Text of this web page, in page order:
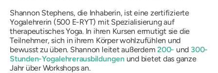
Shannon Stephens, die Inhaberin, ist eine zertifizierte
Yogalehrerin (500 E-RYT) mit Spezialisierung auf
therapeutisches Yoga. In ihren Kursen ermutigt sie die
Teilnehmer, sich in ihrem Körper wohlzufühlen und
bewusst zu üben. Shannon leitet außerdem200- und 300-
Stunden-Yogalehrerausbildungenund bietet das ganze
Jahr über Workshops an.